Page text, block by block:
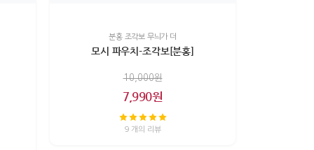
분홍 조각보 무늬가 더
모시 파우치-조각보[분홍]
10,000원
7,990원
9 개의 리뷰